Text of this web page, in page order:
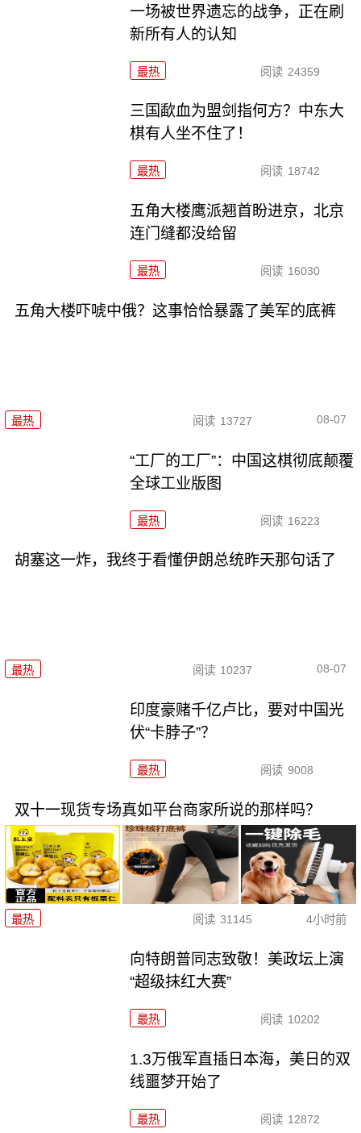
一场被世界遗忘的战争，正在刷
新所有人的认知
最热 阅读 24359
三国歃血为盟剑指何方？中东大
棋有人坐不住了！
最热 阅读 18742
五角大楼鹰派翘首盼进京，北京
连门缝都没给留
最热 阅读 16030
五角大楼吓唬中俄？这事恰恰暴露了美军的底裤
最热 阅读 13727 08-07
“工厂的工厂”：中国这棋彻底颠覆
全球工业版图
最热 阅读 16223
胡塞这一炸，我终于看懂伊朗总统昨天那句话了
最热 阅读 10237 08-07
印度豪赌千亿卢比，要对中国光
伏“卡脖子”？
最热 阅读 9008
双十一现货专场真如平台商家所说的那样吗？
最热 阅读 31145 4小时前
向特朗普同志致敬！美政坛上演
“超级抹红大赛”
最热 阅读 10202
1.3万俄军直插日本海，美日的双
线噩梦开始了
最热 阅读 12872